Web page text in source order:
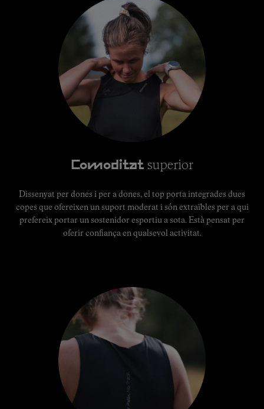
Comoditat superior
Dissenyat per dones i per a dones, el top porta integrades dues
copes que ofereixen un suport moderat i són extraïbles per a qui
prefereix portar un sostenidor esportiu a sota. Està pensat per
oferir confiança en qualsevol activitat.